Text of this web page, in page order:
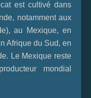
est cultivé dans
notamment aux
au Mexique, en
Afrique du Sud, en
Le Mexique reste
mondial